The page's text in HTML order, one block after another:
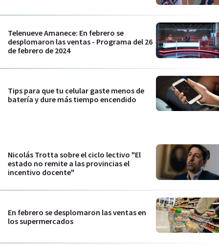
Telenueve Amanece: En febrero se
desplomaron las ventas - Programa del 26
de febrero de 2024
Tips para que tu celular gaste menos de
batería y dure más tiempo encendido
Nicolás Trotta sobre el ciclo lectivo "El
estado no remite a las provincias el
incentivo docente"
En febrero se desplomaron las ventas en
los supermercados